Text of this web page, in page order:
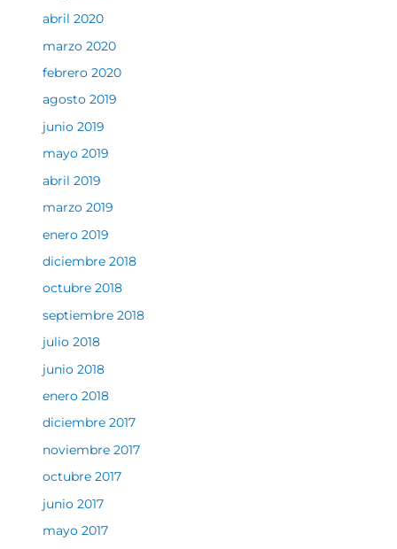
abril 2020
marzo 2020
febrero 2020
agosto 2019
junio 2019
mayo 2019
abril 2019
marzo 2019
enero 2019
diciembre 2018
octubre 2018
septiembre 2018
julio 2018
junio 2018
enero 2018
diciembre 2017
noviembre 2017
octubre 2017
junio 2017
mayo 2017